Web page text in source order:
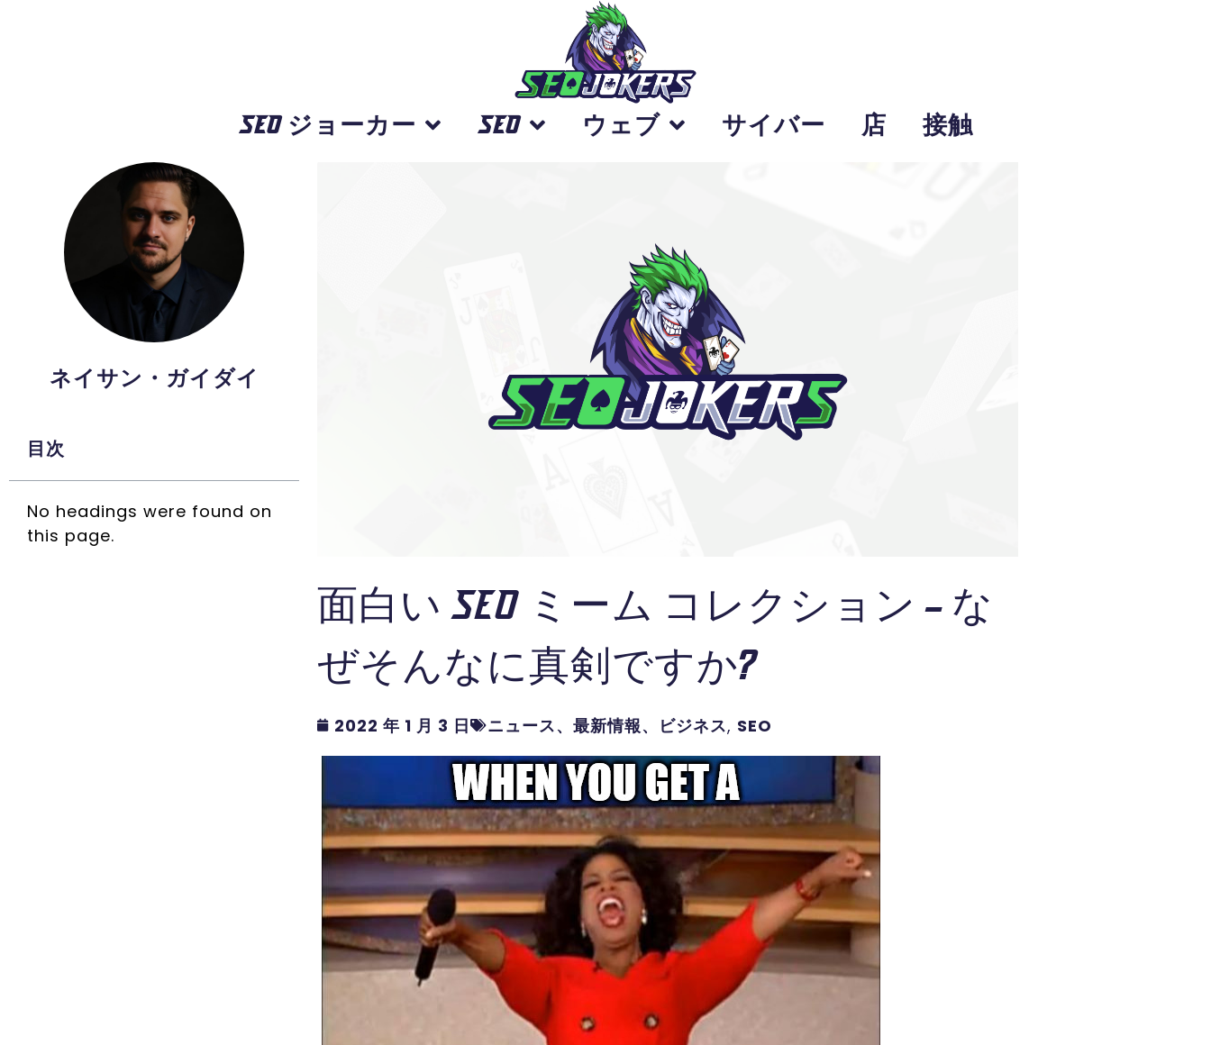
SEO ジョーカー SEO ウェブ サイバー 店 接触
ネイサン・ガイダイ
目次
No headings were found on
this page.
面白い SEO ミーム コレクション – な
ぜそんなに真剣ですか?
2022 年 1 月 3 日 ニュース、最新情報、ビジネス, SEO